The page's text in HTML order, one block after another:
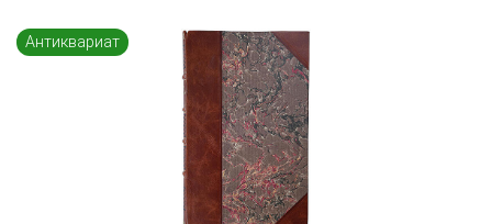
Переплет
по году издания
по дате поступления (новинки)
Антиквариат